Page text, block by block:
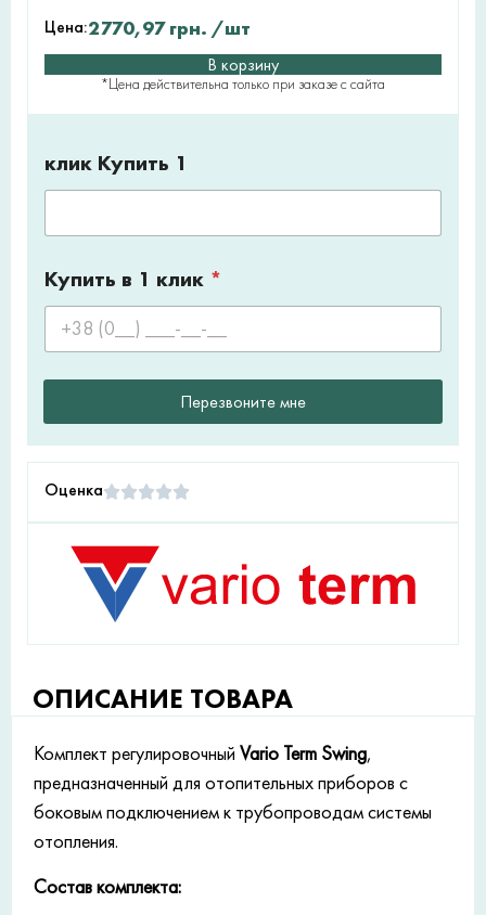
Цена:2770,97грн. /шт
В корзину
*Цена действительна только при заказе с сайта
клик Купить 1
Купить в 1 клик *
Перезвоните мне
Оценка
ОПИСАНИЕ ТОВАРА
Комплект регулировочный Vario Term Swing,
предназначенный для отопительных приборов с
боковым подключением к трубопроводам системы
отопления.
Состав комплекта: